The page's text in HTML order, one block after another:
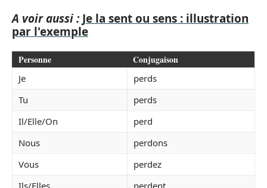
A voir aussi : Je la sent ou sens : illustration
par l'exemple
Personne Conjugaison
Je
perds
Tu
perds
Il/Elle/On
perd
Nous
perdons
Vous
perdez
Ils/Elles
perdent